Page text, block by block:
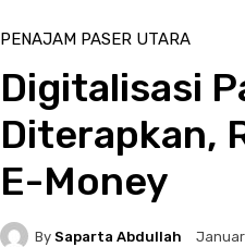
PENAJAM PASER UTARA
Digitalisasi
Diterapkan,
E-Money
By Saparta Abdullah